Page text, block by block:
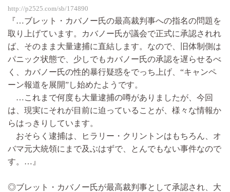
http://p2525.com/sb/174890
『…ブレット・カバノー氏の最高裁判事への指名の問題を
取り上げています。カバノー氏が議会で正式に承認されれ
ば、そのまま大量逮捕に直結します。なので、旧体制側は
パニック状態で、少しでもカバノー氏の承認を遅らせるべ
く、カバノー氏の性的暴行疑惑をでっち上げ、“キャンペ
ーン報道を展開”し始めたようです。
…これまで何度も大量逮捕の噂がありましたが、今回
は、現実にそれが目前に迫っていることが、様々な情報か
らはっきりしています。
おそらく逮捕は、ヒラリー・クリントンはもちろん、オ
バマ元大統領にまで及ぶはずで、とんでもない事件なので
す。…』
◎ブレット・カバノー氏が最高裁判事として承認され、大